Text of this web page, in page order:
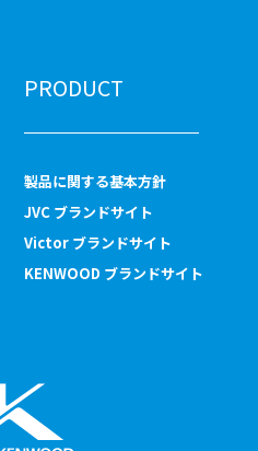
PRODUCT
製品に関する基本方針
JVC ブランドサイト
Victor ブランドサイト
KENWOOD ブランドサイト